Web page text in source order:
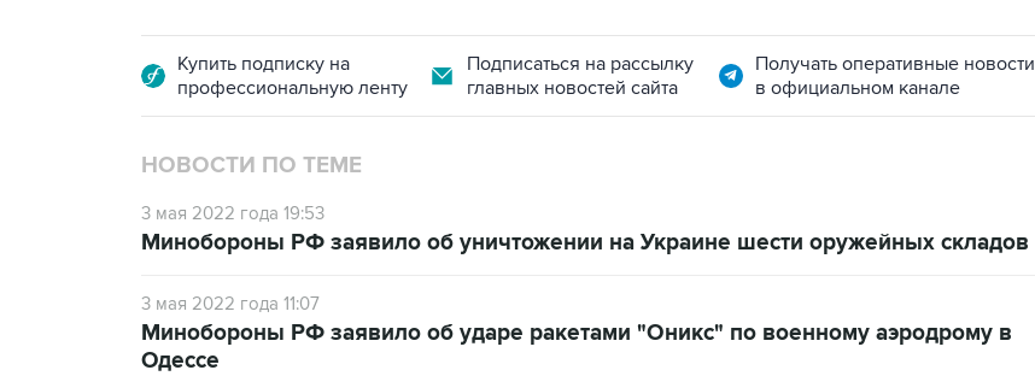
Купить подписку на
профессиональную ленту
Подписаться на рассылку
главных новостей сайта
Получать оперативные новости
в официальном канале
НОВОСТИ ПО ТЕМЕ
3 мая 2022 года 19:53
Минобороны РФ заявило об уничтожении на Украине шести оружейных складов
3 мая 2022 года 11:07
Минобороны РФ заявило об ударе ракетами "Оникс" по военному аэродрому в
Одессе